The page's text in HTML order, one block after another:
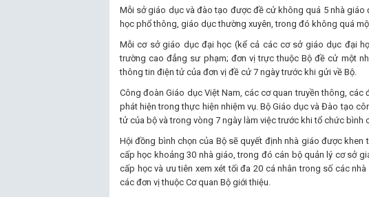
Mỗi sở giáo dục và đào tạo được đề cử không quá 5 nhà
học phổ thông, giáo dục thường xuyên, trong đó không quá
Mỗi cơ sở giáo dục đại học (kể cả các cơ sở giáo dục đại
trường cao đẳng sư phạm; đơn vị trực thuộc Bộ đề cử một
thông tin điện tử của đơn vị đề cử 7 ngày trước khi gửi về Bộ.
Công đoàn Giáo dục Việt Nam, các cơ quan truyền thông,
phát hiện trong thực hiện nhiệm vụ. Bộ Giáo dục và Đào tạo
tử của bộ và trong vòng 7 ngày làm việc trước khi tổ chức bình
Hội đồng bình chọn của Bộ sẽ quyết định nhà giáo được
cấp học khoảng 30 nhà giáo, trong đó cán bộ quản lý cơ sở
cấp học và ưu tiên xem xét tối đa 20 cá nhân trong số các
các đơn vị thuộc Cơ quan Bộ giới thiệu.